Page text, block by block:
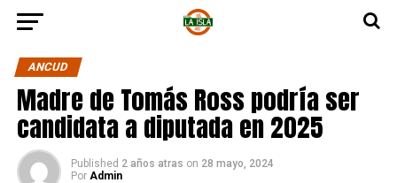
ANCUD
Madre de Tomás Ross podría ser
candidata a diputada en 2025
Published 2 años atras on 28 mayo, 2024
Por Admin